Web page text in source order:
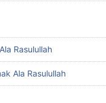
Rasulullah
Ala Rasulullah